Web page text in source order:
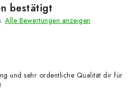
bestätigt
Alle Bewertungen anzeigen
und sehr ordentliche Qualität dir für